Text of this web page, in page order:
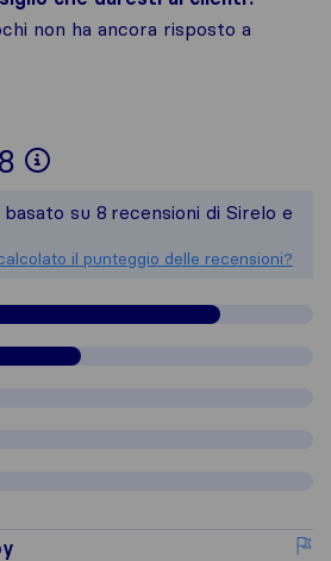
non ha ancora risposto a
8
Per avere un
Tutte le recensioni
basato su 8 recensioni di Sirelo e
il punteggio delle recensioni?